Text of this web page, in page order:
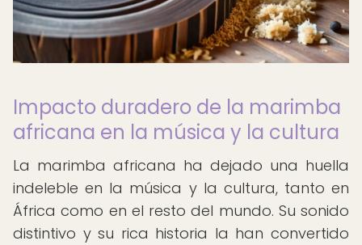
Impacto duradero de la marimba
africana en la música y la cultura
La marimba africana ha dejado una huella
indeleble en la música y la cultura, tanto en
África como en el resto del mundo. Su sonido
distintivo y su rica historia la han convertido